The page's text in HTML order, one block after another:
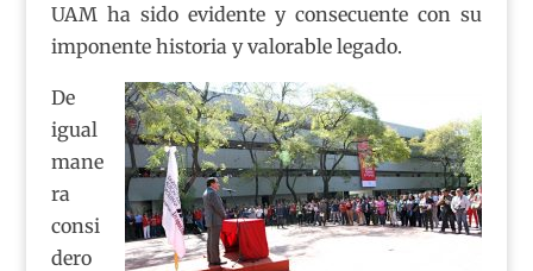
UAM ha sido evidente y consecuente con su
imponente historia y valorable legado.
De
igual
mane
ra
consi
dero